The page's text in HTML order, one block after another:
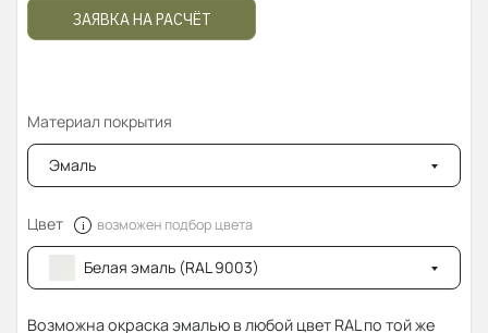
ЗАЯВКА НА РАСЧЁТ
Материал покрытия
Эмаль
Цвет возможен подбор цвета
Белая эмаль (RAL 9003)
Возможна окраска эмалью в любой цвет RAL по той же